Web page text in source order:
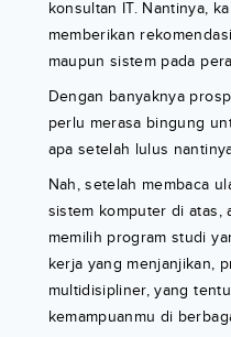
konsultan IT. Nantinya,
memberikan
maupun sistem pada
Dengan banyaknya
perlu merasa bingung
apa setelah lulus
Nah, setelah membaca
sistem komputer di atas,
memilih program studi
kerja yang menjanjikan,
multidisipliner, yang
kemampuanmu di